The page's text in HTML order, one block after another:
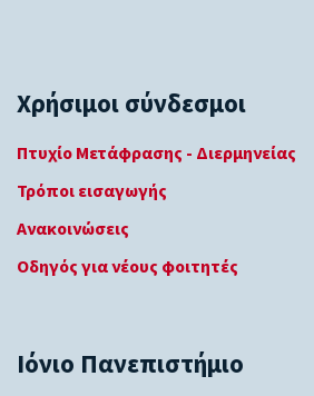
Χρήσιμοι σύνδεσμοι
Πτυχίο Μετάφρασης - Διερμηνείας
Τρόποι εισαγωγής
Ανακοινώσεις
Οδηγός για νέους φοιτητές
Ιόνιο Πανεπιστήμιο